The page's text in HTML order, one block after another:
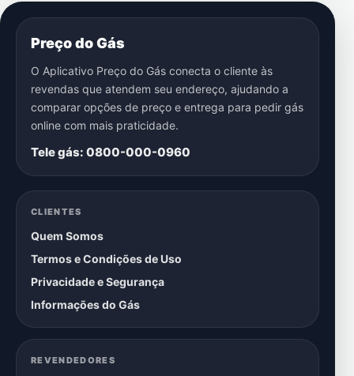
Preço do Gás
O Aplicativo Preço do Gás conecta o cliente às
revendas que atendem seu endereço, ajudando a
comparar opções de preço e entrega para pedir gás
online com mais praticidade.
Tele gás: 0800-000-0960
CLIENTES
Quem Somos
Termos e Condições de Uso
Privacidade e Segurança
Informações do Gás
REVENDEDORES